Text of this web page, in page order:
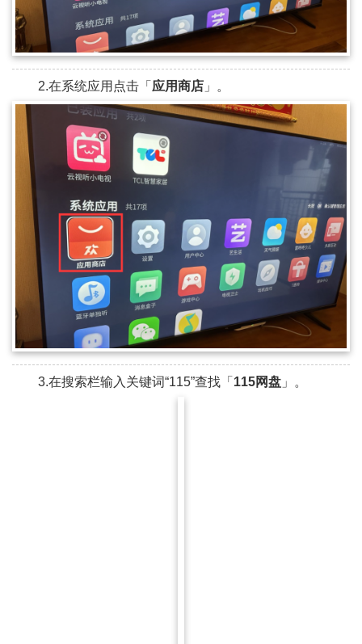
2.在系统应用点击「 应用商店 」。
3.在搜索栏输入关键词“115”查找「 115网盘 」。